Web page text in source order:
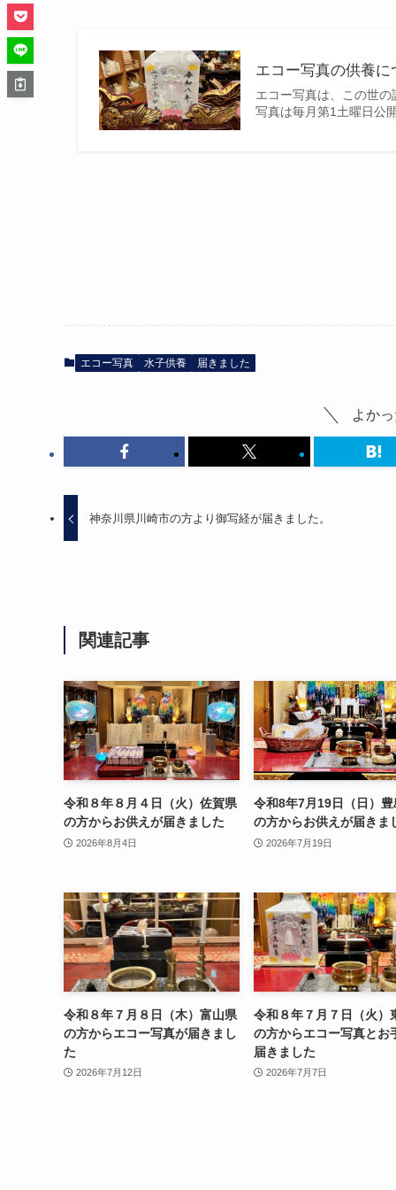
エコー写真の供養
エコー写真は、この世
写真は毎月第1土曜日公
エコー写真 水子供養 届きました
よか
神奈川県川崎市の方より御写経が届きました。
関連記事
令和８年８月４日（火）佐賀県
の方からお供えが届きました
2026年8月4日
令和8年7月19日（日）豊
の方からお供えが届きま
2026年7月19日
令和８年７月８日（木）富山県
の方からエコー写真が届きまし
た
2026年7月12日
令和８年７月７日（火）
の方からエコー写真とお
届きました
2026年7月7日